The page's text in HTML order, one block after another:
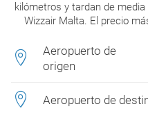
kilómetros y tardan de
Wizzair Malta. El precio
Aeropuerto de
origen
Aeropuerto de